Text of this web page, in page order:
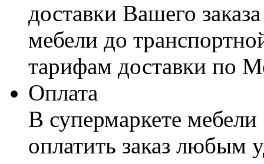
доставки Вашего
мебели до
тарифам доставки по
Оплата
В супермаркете
оплатить заказ любым